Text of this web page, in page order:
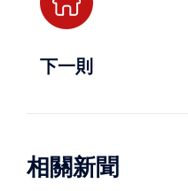
下一則
相關新聞